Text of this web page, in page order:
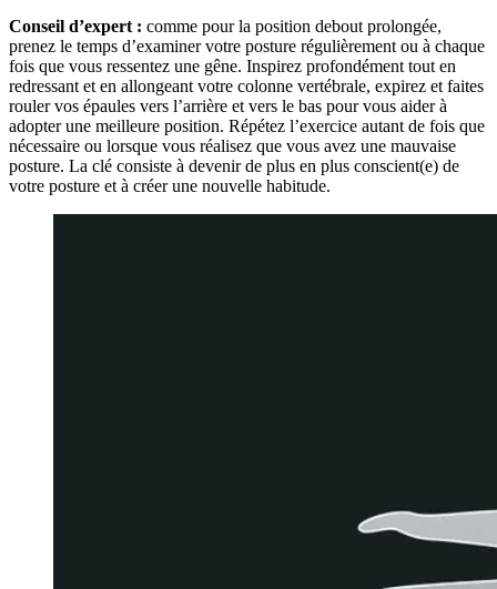
Conseil d’expert : comme pour la position debout prolongée,
prenez le temps d’examiner votre posture régulièrement ou à chaque
fois que vous ressentez une gêne. Inspirez profondément tout en
redressant et en allongeant votre colonne vertébrale, expirez et faites
rouler vos épaules vers l’arrière et vers le bas pour vous aider à
adopter une meilleure position. Répétez l’exercice autant de fois que
nécessaire ou lorsque vous réalisez que vous avez une mauvaise
posture. La clé consiste à devenir de plus en plus conscient(e) de
votre posture et à créer une nouvelle habitude.